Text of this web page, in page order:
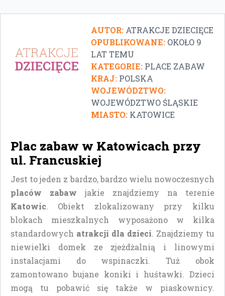
AUTOR: ATRAKCJE DZIECIĘCE
OPUBLIKOWANE: OKOŁO 9
LAT TEMU
KATEGORIE: PLACE ZABAW
KRAJ: POLSKA
WOJEWÓDZTWO:
WOJEWÓDZTWO ŚLĄSKIE
MIASTO: KATOWICE
Plac zabaw w Katowicach przy
ul. Francuskiej
Jest to jeden z bardzo, bardzo wielu nowoczesnych
placów zabaw jakie znajdziemy na terenie
Katowic. Obiekt zlokalizowany przy kilku
blokach mieszkalnych wyposażono w kilka
standardowych atrakcji dla dzieci. Znajdziemy tu
niewielki domek ze zjeżdżalnią i linowymi
instalacjami do wspinaczki. Tuż obok
zamontowano bujane koniki i huśtawki. Dzieci
mogą tu pobawić się także w piaskownicy.